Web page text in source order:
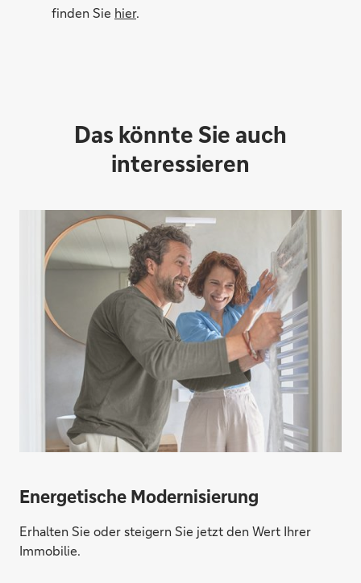
finden Sie hier.
Das könnte Sie auch
interessieren
Energetische Modernisierung
Erhalten Sie oder steigern Sie jetzt den Wert Ihrer
Immobilie.